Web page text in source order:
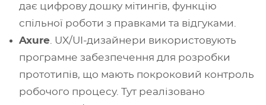
дає цифрову дошку мітингів, функцію
спільної роботи з правками та відгуками.
Axure . UX/UI-дизайнери використовують
програмне забезпечення для розробки
прототипів, що мають покроковий контроль
робочого процесу. Тут реалізовано